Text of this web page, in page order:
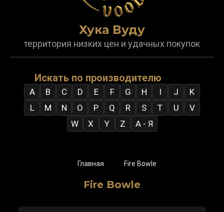
Хука Вуду
территория низких цен и удачных покупок
Искать по производителю
A B C D E F G H I J
K
L
M N O P Q R S T U
V
W
X Y Z А - Я
Главная Fire Bowle
Fire Bowle